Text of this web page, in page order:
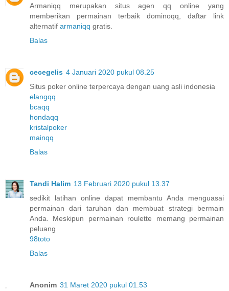
Armaniqq merupakan situs agen qq online yang
memberikan permainan terbaik dominoqq, daftar link
alternatif armaniqq gratis.
Balas
cecegelis 4 Januari 2020 pukul 08.25
Situs poker online terpercaya dengan uang asli indonesia
elangqq
bcaqq
hondaqq
kristalpoker
mainqq
Balas
Tandi Halim 13 Februari 2020 pukul 13.37
sedikit latihan online dapat membantu Anda menguasai
permainan dari taruhan dan membuat strategi bermain
Anda. Meskipun permainan roulette memang permainan
peluang
98toto
Balas
Anonim 31 Maret 2020 pukul 01.53